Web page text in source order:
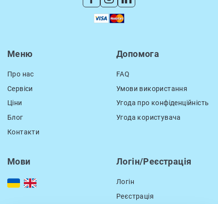
Меню
Про нас
Сервіси
Ціни
Блог
Контакти
Допомога
FAQ
Умови використання
Угода про конфіденційність
Угода користувача
Мови Логін/Реєстрація
Логін
Реєстрація